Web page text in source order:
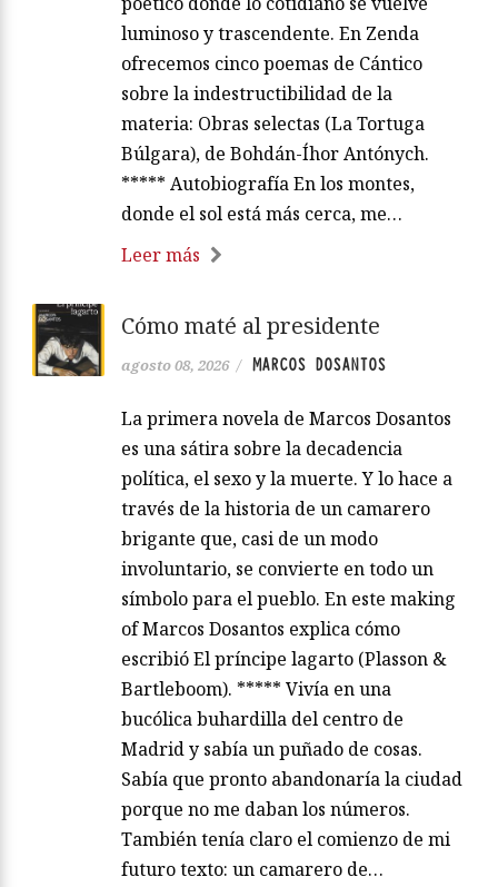
luminoso y trascendente. En Zenda
ofrecemos cinco poemas de Cántico
sobre la indestructibilidad de la
materia: Obras selectas (La Tortuga
Búlgara), de Bohdán-Íhor Antónych.
***** Autobiografía En los montes,
donde el sol está más cerca, me…
Leer más
Cómo maté al presidente
agosto 08, 2026 / MARCOS DOSANTOS
La primera novela de Marcos Dosantos
es una sátira sobre la decadencia
política, el sexo y la muerte. Y lo hace a
través de la historia de un camarero
brigante que, casi de un modo
involuntario, se convierte en todo un
símbolo para el pueblo. En este making
of Marcos Dosantos explica cómo
escribió El príncipe lagarto (Plasson &
Bartleboom). ***** Vivía en una
bucólica buhardilla del centro de
Madrid y sabía un puñado de cosas.
Sabía que pronto abandonaría la ciudad
porque no me daban los números.
También tenía claro el comienzo de mi
futuro texto: un camarero de…